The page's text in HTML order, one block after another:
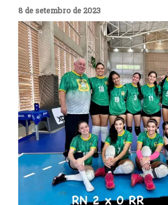
8 de setembro de 2023